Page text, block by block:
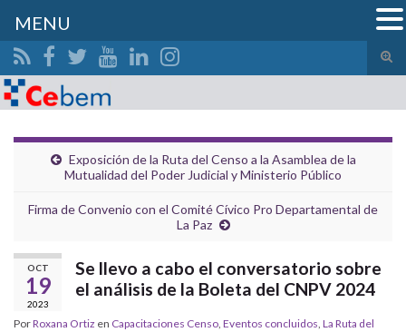
el
Search for:
Exposición de la Ruta del Censo a la Asamblea de la
Mutualidad del Poder Judicial y Ministerio Público
Firma de Convenio con el Comité Cívico Pro Departamental de
La Paz
OCT
19
2023
Se llevo a cabo el conversatorio sobre
el análisis de la Boleta del CNPV 2024
PorRoxana Ortiz en Capacitaciones Censo, Eventos concluidos, La Ruta del
MENU